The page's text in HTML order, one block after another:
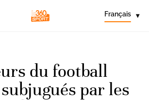
Français ▾
du football
par les